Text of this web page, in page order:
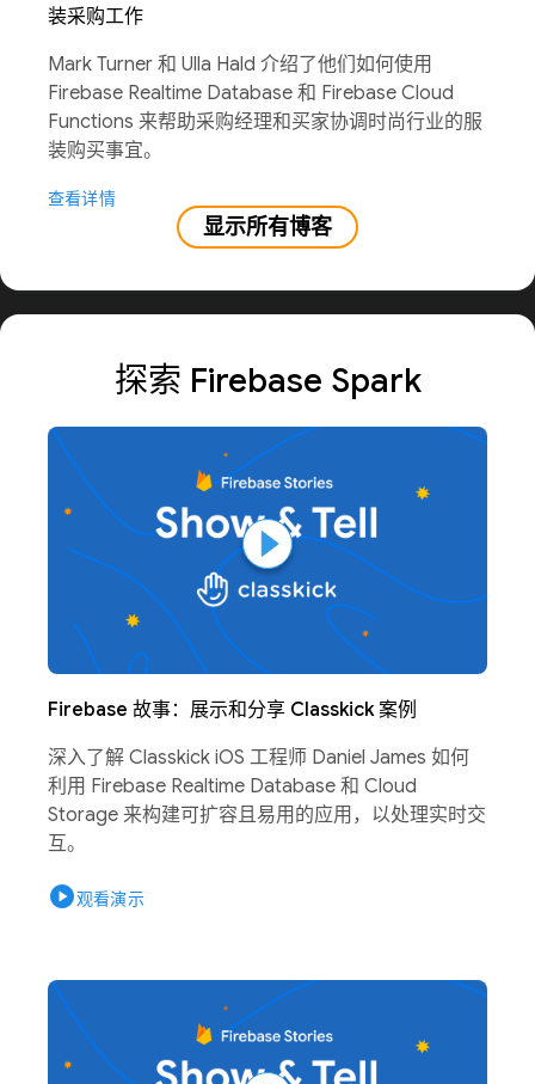
装采购工作
Mark Turner 和 Ulla Hald 介绍了他们如何使用
Firebase Realtime Database 和 Firebase Cloud
Functions 来帮助采购经理和买家协调时尚行业的服
装购买事宜。
查看详情
显示所有博客
探索 Firebase Spark
Firebase 故事：展示和分享 Classkick 案例
深入了解 Classkick iOS 工程师 Daniel James 如何
利用 Firebase Realtime Database 和 Cloud
Storage 来构建可扩容且易用的应用，以处理实时交
互。
play_circle观看演示